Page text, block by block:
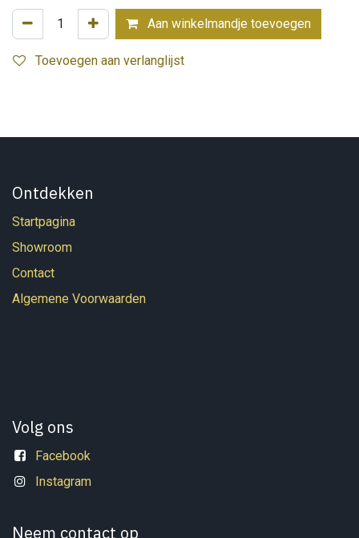
Aan winkelmandje toevoegen
Toevoegen aan verlanglijst
Ontdekken
Startpagina
Showroom
Contact
Algemene Voorwaarden
Volg ons
Facebook
Instagram
Neem contact op